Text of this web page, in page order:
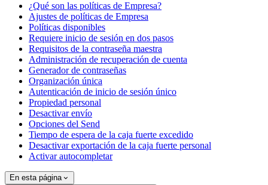
¿Qué son las políticas de Empresa?
Ajustes de políticas de Empresa
Políticas disponibles
Requiere inicio de sesión en dos pasos
Requisitos de la contraseña maestra
Administración de recuperación de cuenta
Generador de contraseñas
Organización única
Autenticación de inicio de sesión único
Propiedad personal
Desactivar envío
Opciones del Send
Tiempo de espera de la caja fuerte excedido
Desactivar exportación de la caja fuerte personal
Activar autocompletar
En esta página